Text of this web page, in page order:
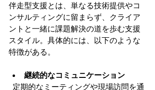
伴走型支援とは、単なる技術提供やコ
ンサルティングに留まらず、クライア
ントと一緒に課題解決の道を歩む支援
スタイル。具体的には、以下のような
特徴がある。
継続的なコミュニケーション